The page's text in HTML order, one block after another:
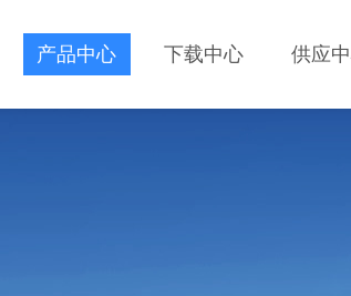
产品中心 下载中心 供应